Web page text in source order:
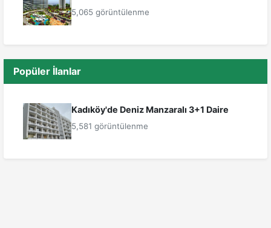
5,065 görüntülenme
Popüler İlanlar
Kadıköy'de Deniz Manzaralı 3+1 Daire
5,581 görüntülenme